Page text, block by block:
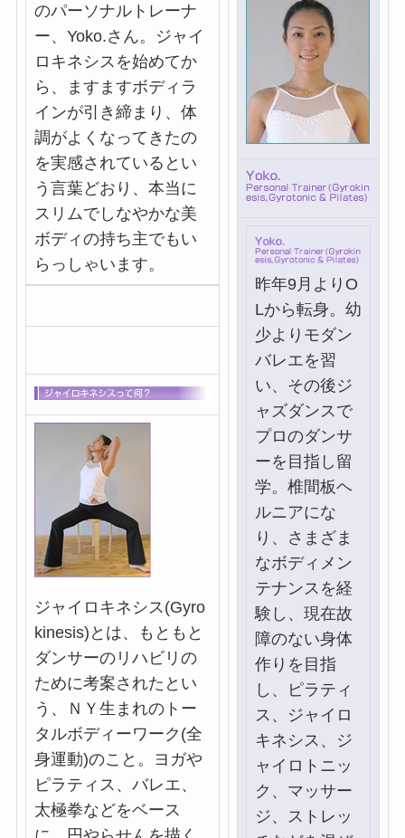
のパーソナルトレーナ
ー、Yoko.さん。ジャイ
ロキネシスを始めてか
ら、ますますボディラ
インが引き締まり、体
調がよくなってきたの
を実感されているとい
う言葉どおり、本当に
スリムでしなやかな美
ボディの持ち主でもい
らっしゃいます。
ジャイロキネシス(Gyro
kinesis)とは、もともと
ダンサーのリハビリの
ために考案されたとい
う、ＮＹ生まれのトー
タルボディーワーク(全
身運動)のこと。ヨガや
ピラティス、バレエ、
太極拳などをベース
昨年9月よりO
Lから転身。幼
少よりモダン
バレエを習
い、その後ジ
ャズダンスで
プロのダンサ
ーを目指し留
学。椎間板ヘ
ルニアにな
り、さまざま
なボディメン
テナンスを経
験し、現在故
障のない身体
作りを目指
し、ピラティ
ス、ジャイロ
キネシス、ジ
ャイロトニッ
ク、マッサー
ジ、ストレッ